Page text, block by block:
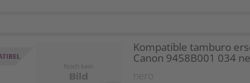
Kompatible tamburo
Canon 9458B001 034
nero